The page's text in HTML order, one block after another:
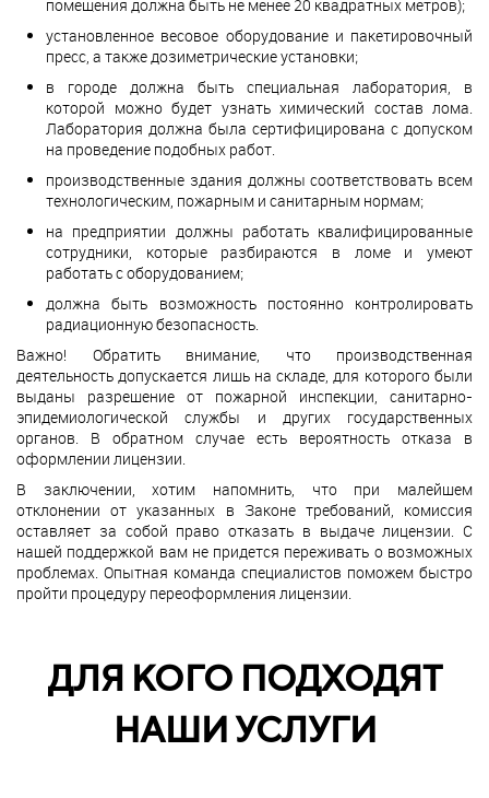
помещения должна быть не менее 20 квадратных метров);
установленное весовое оборудование и пакетировочный
пресс, а также дозиметрические установки;
в городе должна быть специальная лаборатория, в
которой можно будет узнать химический состав лома.
Лаборатория должна была сертифицирована с допуском
на проведение подобных работ.
производственные здания должны соответствовать всем
технологическим, пожарным и санитарным нормам;
на предприятии должны работать квалифицированные
сотрудники, которые разбираются в ломе и умеют
работать с оборудованием;
должна быть возможность постоянно контролировать
радиационную безопасность.
Важно! Обратить внимание, что производственная
деятельность допускается лишь на складе, для которого были
выданы разрешение от пожарной инспекции, санитарно-
эпидемиологической службы и других государственных
органов. В обратном случае есть вероятность отказа в
оформлении лицензии.
В заключении, хотим напомнить, что при малейшем
отклонении от указанных в Законе требований, комиссия
оставляет за собой право отказать в выдаче лицензии. С
нашей поддержкой вам не придется переживать о возможных
проблемах. Опытная команда специалистов поможем быстро
пройти процедуру переоформления лицензии.
ДЛЯ КОГО ПОДХОДЯТ
НАШИ УСЛУГИ